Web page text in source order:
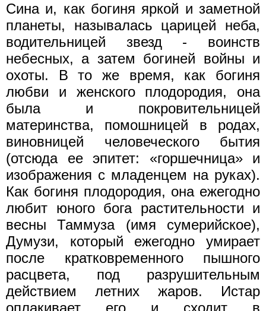
Сина и, как богиня яркой и заметной
планеты, называлась царицей неба,
водительницей звезд - воинств
небесных, а затем богиней войны и
охоты. В то же время, как богиня
любви и женского плодородия, она
была и покровительницей
материнства, помошницей в родах,
виновницей человеческого бытия
(отсюда ее эпитет: «горшечница» и
изображения с младенцем на руках).
Как богиня плодородия, она ежегодно
любит юного бога растительности и
весны Таммуза (имя сумерийское),
Думузи, который ежегодно умирает
после кратковременного пышного
расцвета, под разрушительным
действием летних жаров. Истар
оплакивает его и сходит в